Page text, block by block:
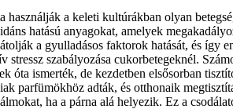
a keleti kultúrákban olyan
hatású anyagokat, amelyek
a gyulladásos faktorok hatását, és így
szabályozása cukorbetegeknél.
ismerték, de kezdetben elsősorban
parfümökhöz adták, és otthonaik
ha a párna alá helyezik. Ez a